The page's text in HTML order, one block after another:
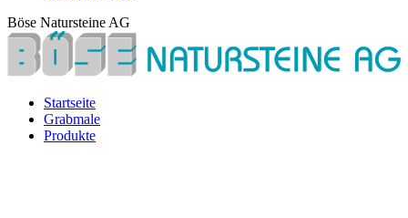
Böse Natursteine AG
Startseite
Grabmale
Produkte